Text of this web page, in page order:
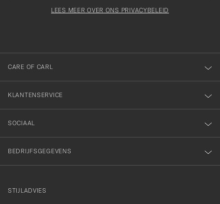
onze
nieuwsbrief!
LEES MEER OVER ONS PRIVACYBELEID
CARE OF CARL
KLANTENSERVICE
SOCIAAL
BEDRIJFSGEGEVENS
STIJLADVIES